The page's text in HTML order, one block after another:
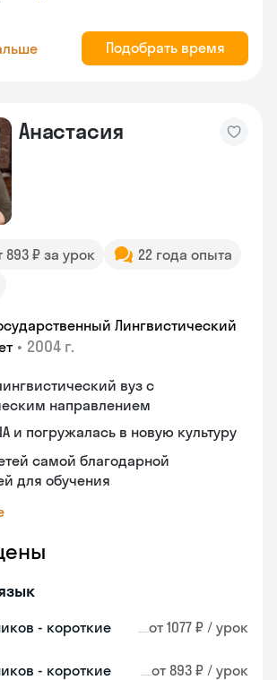
Подобрать время
Анастасия
893 ₽ за урок
22 года опыта
Лингвистический
• 2004 г.
вуз с
направлением
и погружалась в новую культуру
самой благодарной
для обучения
- короткие
от 1077 ₽ / урок
- короткие
от 893 ₽ / урок